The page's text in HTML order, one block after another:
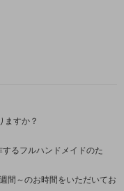
ますか？
るフルハンドメイドのた
間～のお時間をいただいてお